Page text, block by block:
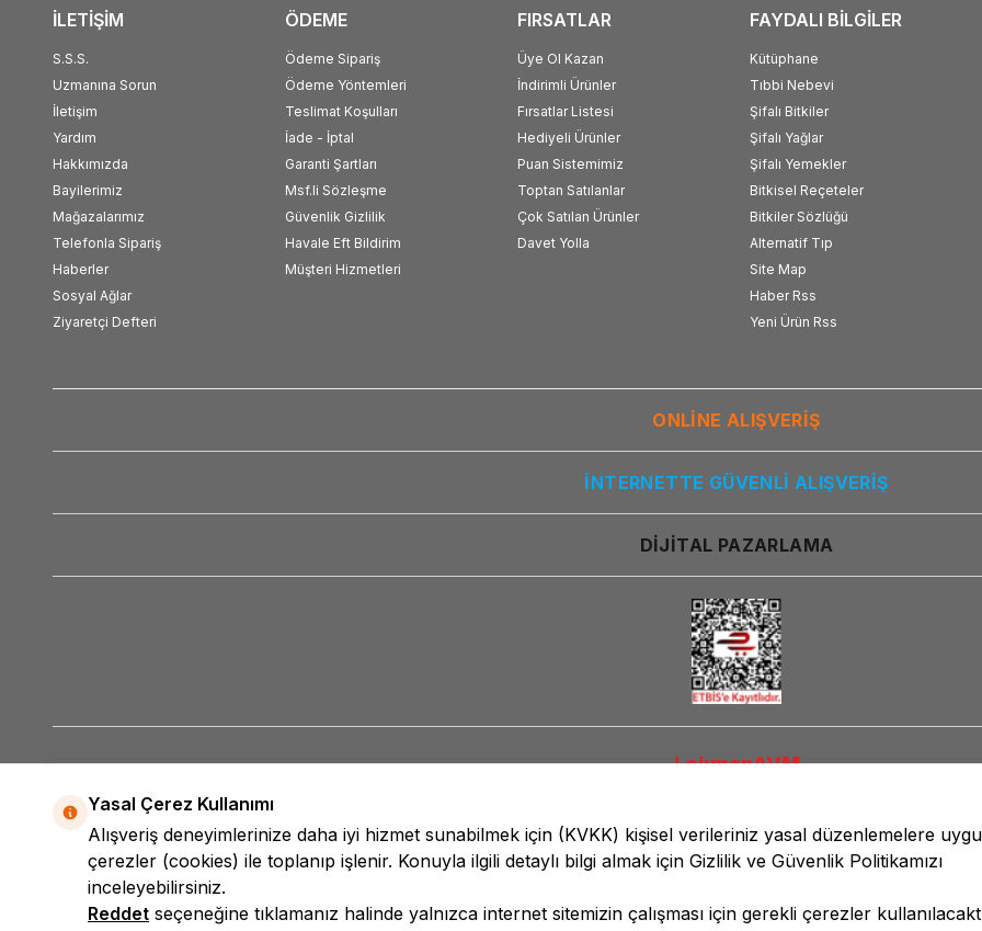
İLETİŞİM
S.S.S.
Uzmanına Sorun
İletişim
Yardım
Hakkımızda
Bayilerimiz
Mağazalarımız
Telefonla Sipariş
Haberler
Sosyal Ağlar
Ziyaretçi Defteri
ÖDEME
Ödeme Sipariş
Ödeme Yöntemleri
Teslimat Koşulları
İade - İptal
Garanti Şartları
Msf.li Sözleşme
Güvenlik Gizlilik
Havale Eft Bildirim
Müşteri Hizmetleri
FIRSATLAR
Üye Ol Kazan
İndirimli Ürünler
Fırsatlar Listesi
Hediyeli Ürünler
Puan Sistemimiz
Toptan Satılanlar
Çok Satılan Ürünler
Davet Yolla
FAYDALI BİLGİLER
Kütüphane
Tıbbi Nebevi
Şifalı Bitkiler
Şifalı Yağlar
Şifalı Yemekler
Bitkisel Reçeteler
Bitkiler Sözlüğü
Alternatif Tıp
Site Map
Haber Rss
Yeni Ürün Rss
ONLİNE ALIŞVERİŞ
İNTERNETTE GÜVENLİ ALIŞVERİŞ
DİJİTAL PAZARLAMA
LokmanAVM
Yasal Çerez Kullanımı
Alışveriş deneyimlerinize daha iyi hizmet sunabilmek için (KVKK) kişisel verileriniz yasal düzenlemelere
çerezler (cookies) ile toplanıp işlenir. Konuyla ilgili detaylı bilgi almak için Gizlilik ve Güvenlik Politikamızı
inceleyebilirsiniz.
Reddet seçeneğine tıklamanız halinde yalnızca internet sitemizin çalışması için gerekli çerezler